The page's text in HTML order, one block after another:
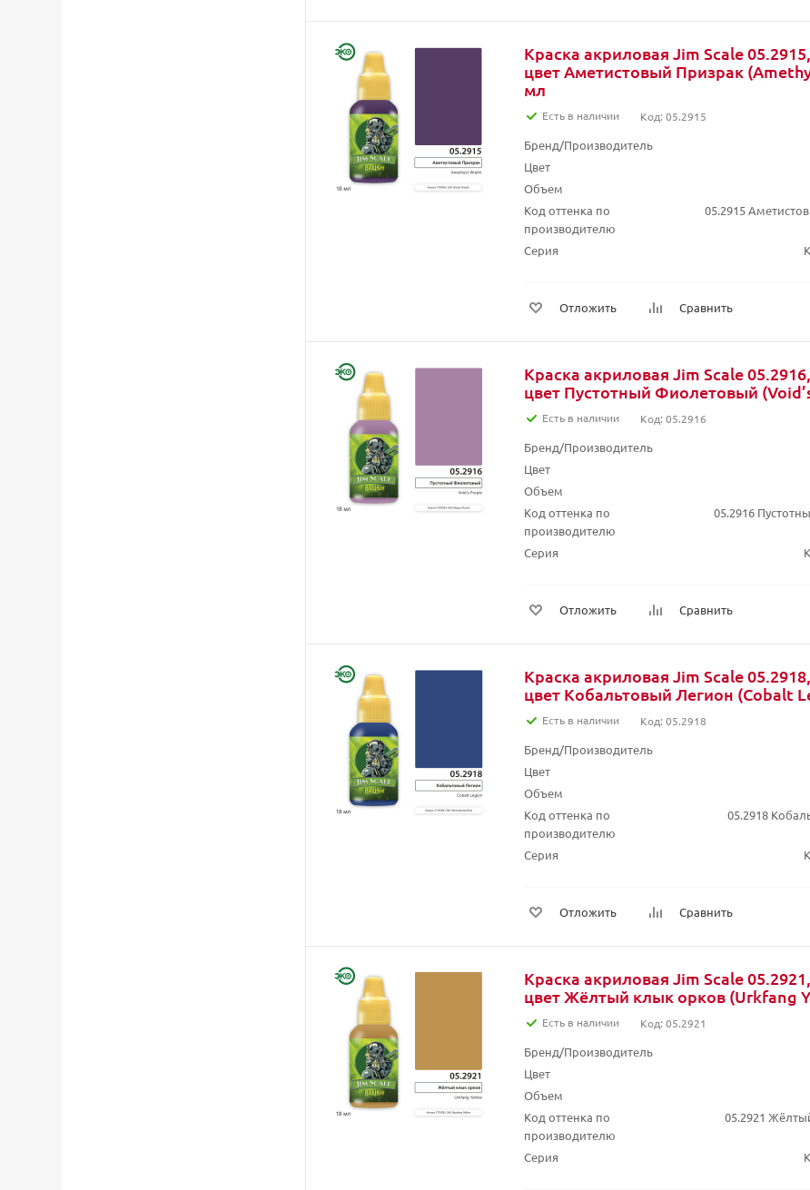
Краска акриловая Jim Scale
цвет Аметистовый Призрак
мл
Есть в наличии Код: 05.2915
Бренд/Производитель
Цвет
Объем
Код оттенка по
производителю
05.2915
Серия
Отложить Сравнить
Краска акриловая Jim Scale
цвет Пустотный Фиолетовый
Есть в наличии Код: 05.2916
Бренд/Производитель
Цвет
Объем
Код оттенка по
производителю
05.2916
Серия
Отложить Сравнить
Краска акриловая Jim Scale
цвет Кобальтовый Легион (Cobalt
Есть в наличии Код: 05.2918
Бренд/Производитель
Цвет
Объем
Код оттенка по
производителю
05.2918
Серия
Отложить Сравнить
Краска акриловая Jim Scale
цвет Жёлтый клык орков (Urkfang
Есть в наличии Код: 05.2921
Бренд/Производитель
Цвет
Объем
Код оттенка по
производителю
05.2921
Серия